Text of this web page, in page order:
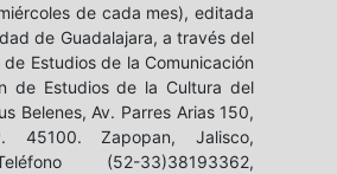
de cada mes), editada
de Guadalajara, a través del
Estudios de la Comunicación
de Estudios de la Cultura del
Belenes, Av. Parres Arias 150,
45100. Zapopan, Jalisco,
(52-33)38193362,